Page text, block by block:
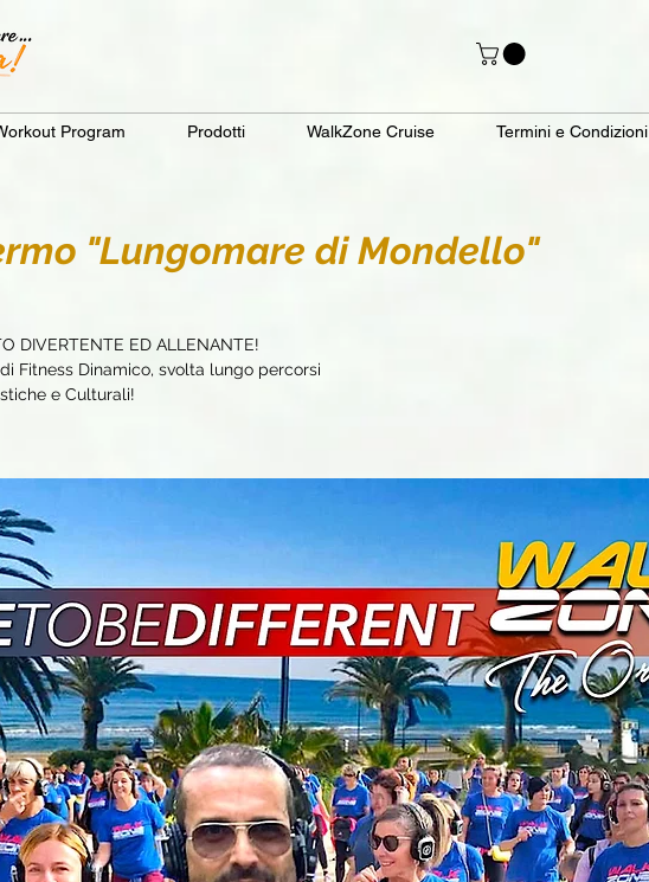
Program Prodotti WalkZone Cruise Termini e Condizioni
"Lungomare di Mondello"
DIVERTENTE ED ALLENANTE!
Fitness Dinamico, svolta lungo percorsi
e Culturali!